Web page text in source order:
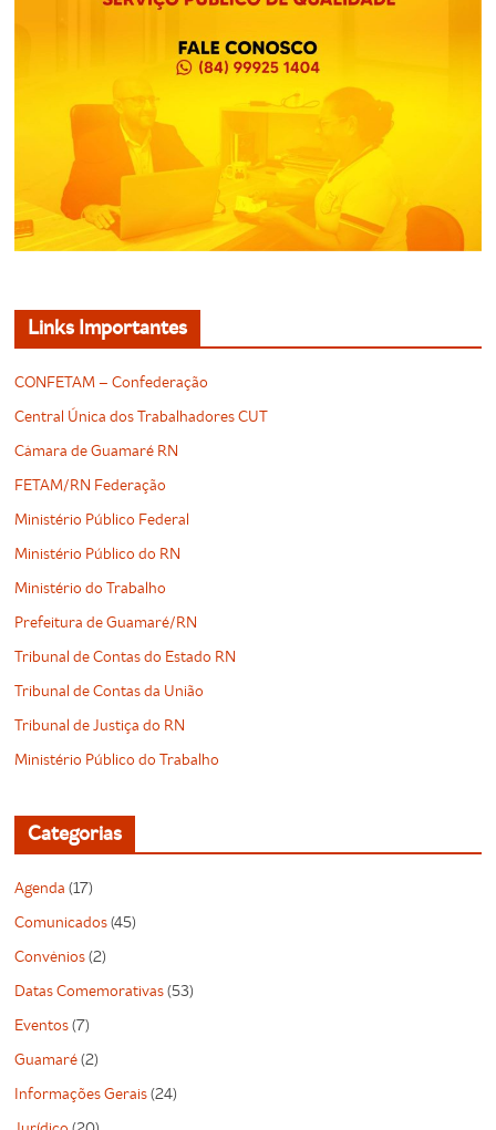
Links Importantes
CONFETAM – Confederação
Central Única dos Trabalhadores CUT
Câmara de Guamaré RN
FETAM/RN Federação
Ministério Público Federal
Ministério Público do RN
Ministério do Trabalho
Prefeitura de Guamaré/RN
Tribunal de Contas do Estado RN
Tribunal de Contas da União
Tribunal de Justiça do RN
Ministério Público do Trabalho
Categorias
Agenda (17)
Comunicados(45)
Convênios(2)
Datas Comemorativas(53)
Eventos(7)
Guamaré(2)
Informações Gerais(24)